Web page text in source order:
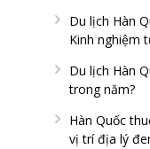
Du lịch Hàn
Kinh nghiệm
Du lịch Hàn
trong năm?
Hàn Quốc
vị trí địa lý